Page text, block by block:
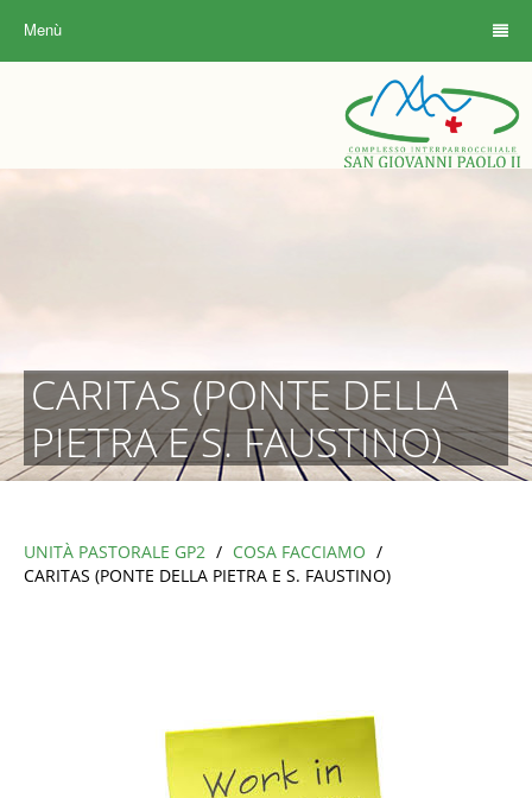
Menù
CARITAS (PONTE DELLA
PIETRA E S. FAUSTINO)
UNITÀ PASTORALE GP2 / COSA FACCIAMO /
CARITAS (PONTE DELLA PIETRA E S. FAUSTINO)